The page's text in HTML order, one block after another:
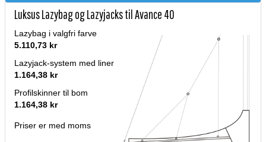
Luksus Lazybag og Lazyjacks til Avance 40
Lazybag i valgfri farve
5.110,73 kr
Lazyjack-system med liner
1.164,38 kr
Profilskinner til bom
1.164,38 kr
Priser er med moms